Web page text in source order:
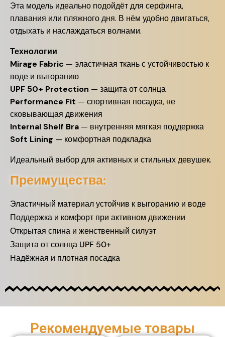
Эта модель идеально подойдёт для серфинга,
плавания или пляжного дня. В нём удобно двигаться,
отдыхать и наслаждаться волнами.
Технологии
Mirage Fabric — эластичная ткань с устойчивостью к
воде и выгоранию
UPF 50+ Protection — защита от солнца
Performance Fit — спортивная посадка, не
сковывающая движения
Internal Shelf Bra — внутренняя мягкая поддержка
Soft Lining — комфортная подкладка
Идеальный выбор для активных и стильных девушек.
Преимущества:
Эластичный материал устойчив к выгоранию и воде
Поддержка и комфорт при активном движении
Открытая спина и женственный силуэт
Защита от солнца UPF 50+
Надёжная и плотная посадка
Рекомендуемые товары